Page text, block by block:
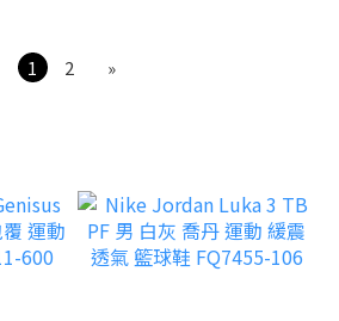
1 2 »